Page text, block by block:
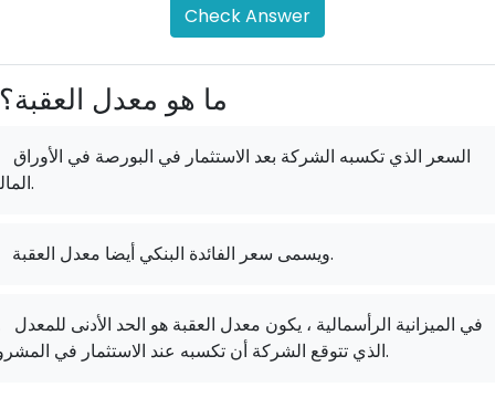
Check Answer
ما هو معدل العقبة؟
المالية.
ويسمى سعر الفائدة البنكي أيضا معدل العقبة.
الذي تتوقع الشركة أن تكسبه عند الاستثمار في المشروع.